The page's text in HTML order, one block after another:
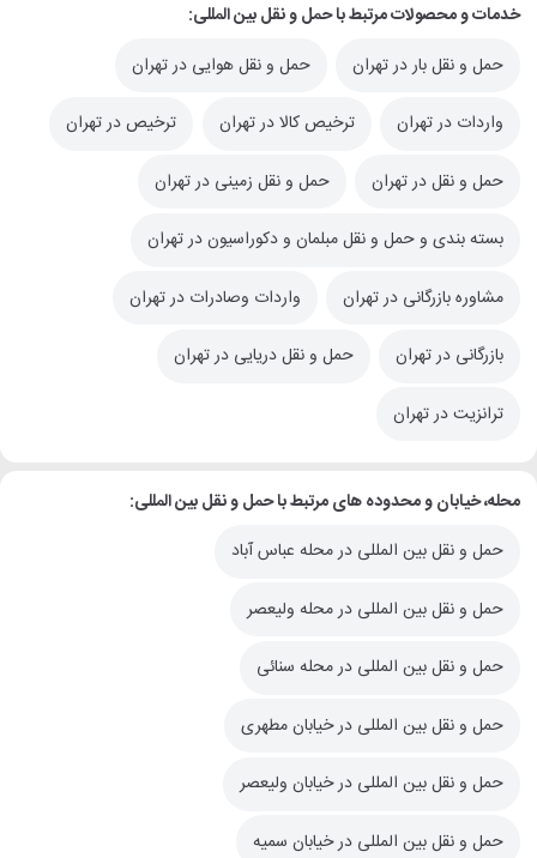
خدمات و محصولات مرتبط با حمل و نقل بین المللی:
حمل و نقل بار در تهران
حمل و نقل هوایی در تهران
واردات در تهران ترخیص کالا در تهران ترخیص در تهران
حمل و نقل در تهران حمل و نقل زمینی در تهران
بسته بندی و حمل و نقل مبلمان و دکوراسیون در تهران
مشاوره بازرگانی در تهران واردات وصادرات در تهران
بازرگانی در تهران حمل و نقل دریایی در تهران
ترانزیت در تهران
محله، خیابان و محدوده های مرتبط با حمل و نقل بین المللی:
حمل و نقل بین المللی در محله عباس آباد
حمل و نقل بین المللی در محله ولیعصر
حمل و نقل بین المللی در محله سنائی
حمل و نقل بین المللی در خیابان مطهری
حمل و نقل بین المللی در خیابان ولیعصر
حمل و نقل بین المللی در خیابان سمیه